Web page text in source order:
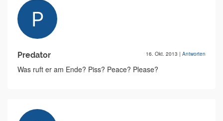
Predator 16. Okt. 2013 | Antworten
Was ruft er am Ende? Piss? Peace? Please?